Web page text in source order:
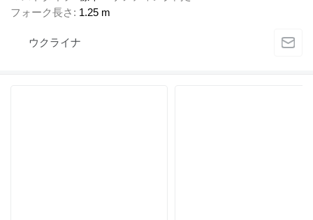
フォーク長さ
1.25 m
ウクライナ